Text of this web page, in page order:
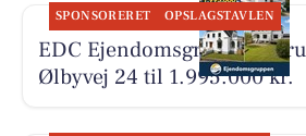
SPONSORERET OPSLAGSTAVLEN
EDC Ejen­doms­grup­pen
Ølbyvej 24 til 1.995.000 kr.